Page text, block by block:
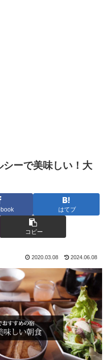
ーで美味しい！大
はてブ
コピー
2020.03.08 2024.06.08